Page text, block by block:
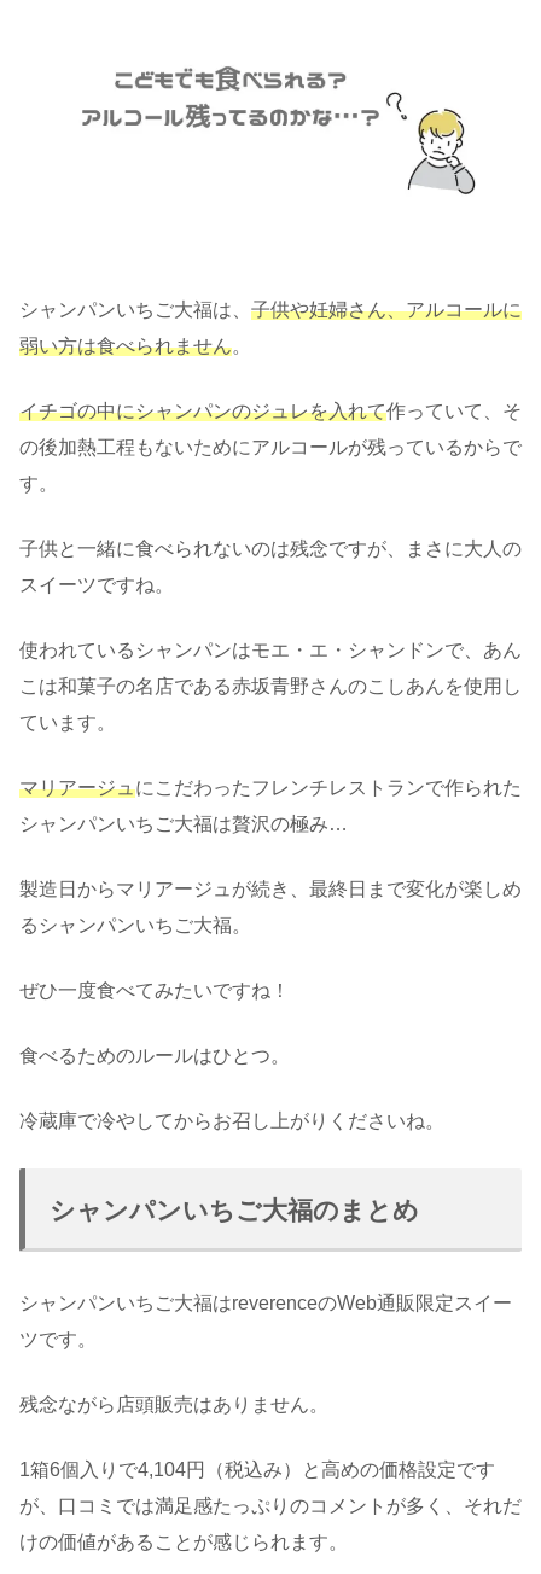
シャンパンいちご大福は、 子供や妊婦さん、アルコールに
弱い方は食べられません。
イチゴの中にシャンパンのジュレを入れて作っていて、そ
の後加熱工程もないためにアルコールが残っているからで
す。
子供と一緒に食べられないのは残念ですが、まさに大人の
スイーツですね。
使われているシャンパンはモエ・エ・シャンドンで、あん
こは和菓子の名店である赤坂青野さんのこしあんを使用し
ています。
マリアージュにこだわったフレンチレストランで作られた
シャンパンいちご大福は贅沢の極み…
製造日からマリアージュが続き、最終日まで変化が楽しめ
るシャンパンいちご大福。
ぜひ一度食べてみたいですね！
食べるためのルールはひとつ。
冷蔵庫で冷やしてからお召し上がりくださいね。
シャンパンいちご大福のまとめ
シャンパンいちご大福はreverenceのWeb通販限定スイー
ツです。
残念ながら店頭販売はありません。
1箱6個入りで4,104円（税込み）と高めの価格設定です
が、口コミでは満足感たっぷりのコメントが多く、それだ
けの価値があることが感じられます。